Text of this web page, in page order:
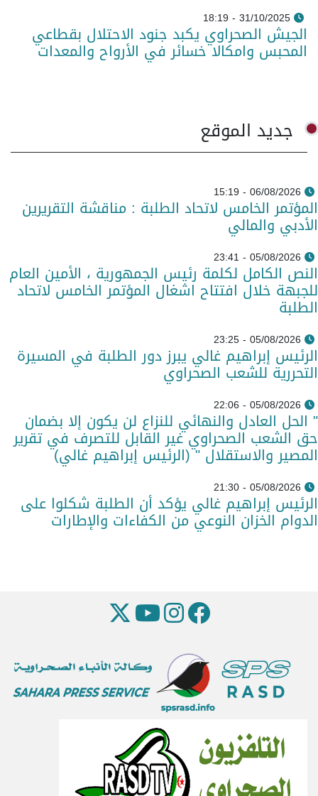
31/10/2025 - 18:19
الجيش الصحراوي يكبد جنود الاحتلال بقطاعي
المحبس وامكالا خسائر في الأرواح والمعدات
جديد الموقع
06/08/2026 - 15:19
المؤتمر الخامس لاتحاد الطلبة : مناقشة التقريرين
الأدبي والمالي
05/08/2026 - 23:41
النص الكامل لكلمة رئيس الجمهورية ، الأمين العام
للجبهة خلال افتتاح اشغال المؤتمر الخامس لاتحاد
الطلبة
05/08/2026 - 23:25
الرئيس إبراهيم غالي يبرز دور الطلبة في المسيرة
التحررية للشعب الصحراوي
05/08/2026 - 22:06
" الحل العادل والنهائي للنزاع لن يكون إلا بضمان
حق الشعب الصحراوي غير القابل للتصرف في تقرير
المصير والاستقلال " (الرئيس إبراهيم غالي)
05/08/2026 - 21:30
الرئيس إبراهيم غالي يؤكد أن الطلبة شكلوا على
الدوام الخزان النوعي من الكفاءات والإطارات